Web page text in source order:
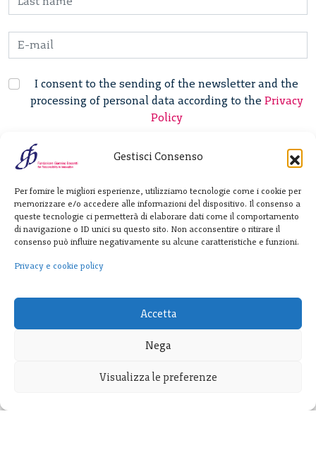
Gestisci Consenso
Per fornire le migliori esperienze, utilizziamo tecnologie come i cookie per
memorizzare e/o accedere alle informazioni del dispositivo. Il consenso a
queste tecnologie ci permetterà di elaborare dati come il comportamento
di navigazione o ID unici su questo sito. Non acconsentire o ritirare il
consenso può influire negativamente su alcune caratteristiche e funzioni.
Privacy e cookie policy
Accetta
Nega
Visualizza le preferenze
I consent to the sending of the newsletter and the
processing of personal data according to the Privacy
Policy
Giannino Bassetti ETS
Via Michele Barozzi 4
F. + 39 02 76392030
info@fondazionebassetti.org